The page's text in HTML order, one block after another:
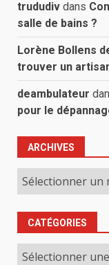
trududiv dans
salle de bains ?
Lorène Bollens
trouver un
deambulateur
pour le
ARCHIVES
Archives
CATÉGORIES
Catégories